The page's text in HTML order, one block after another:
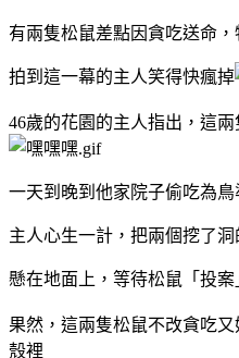
有兩隻松鼠差點因貪吃送命
拍到這一幕的主人笑得快瘋掉
46歲的花園的主人指出，這兩
一天到晚到他家院子偷吃為
主人心生一計，把兩個挖了
懸在地面上，等待松鼠「投案
果然，這兩隻松鼠不改貪吃
殼裡